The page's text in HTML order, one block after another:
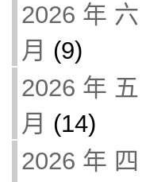
2026 年 六
月 (9)
2026 年 五
月 (14)
2026 年 四